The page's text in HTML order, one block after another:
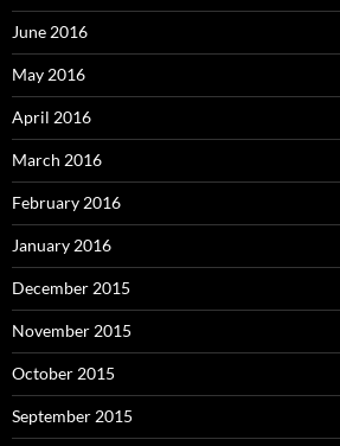
June 2016
May 2016
April 2016
March 2016
February 2016
January 2016
December 2015
November 2015
October 2015
September 2015